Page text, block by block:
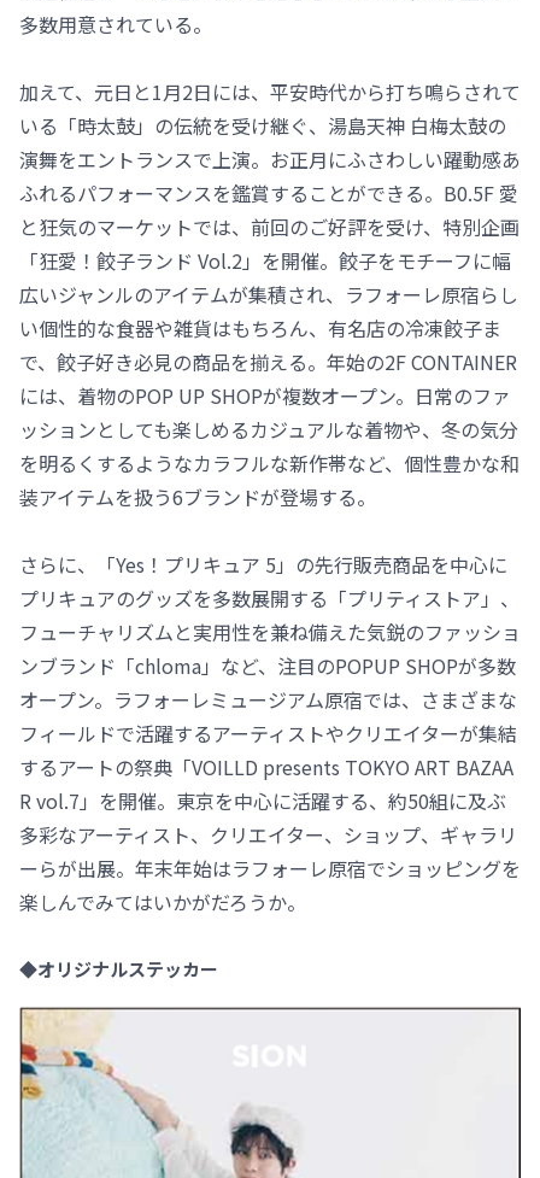
多数用意されている。
加えて、元日と1月2日には、平安時代から打ち鳴らされて
いる「時太鼓」の伝統を受け継ぐ、湯島天神 白梅太鼓の
演舞をエントランスで上演。お正月にふさわしい躍動感あ
ふれるパフォーマンスを鑑賞することができる。B0.5F 愛
と狂気のマーケットでは、前回のご好評を受け、特別企画
「狂愛！餃子ランド Vol.2」を開催。餃子をモチーフに幅
広いジャンルのアイテムが集積され、ラフォーレ原宿らし
い個性的な食器や雑貨はもちろん、有名店の冷凍餃子ま
で、餃子好き必見の商品を揃える。年始の2F CONTAINER
には、着物のPOP UP SHOPが複数オープン。日常のファ
ッションとしても楽しめるカジュアルな着物や、冬の気分
を明るくするようなカラフルな新作帯など、個性豊かな和
装アイテムを扱う6ブランドが登場する。
さらに、「Yes！プリキュア 5」の先行販売商品を中心に
プリキュアのグッズを多数展開する「プリティストア」、
フューチャリズムと実用性を兼ね備えた気鋭のファッショ
ンブランド「chloma」など、注目のPOPUP SHOPが多数
オープン。ラフォーレミュージアム原宿では、さまざまな
フィールドで活躍するアーティストやクリエイターが集結
するアートの祭典「VOILLD presents TOKYO ART BAZAA
R vol.7」を開催。東京を中心に活躍する、約50組に及ぶ
多彩なアーティスト、クリエイター、ショップ、ギャラリ
ーらが出展。年末年始はラフォーレ原宿でショッピングを
楽しんでみてはいかがだろうか。
◆オリジナルステッカー